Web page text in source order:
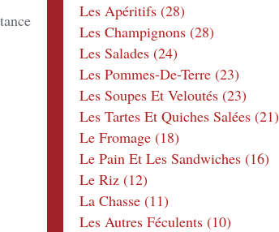
Les Apéritifs (28)
Les Champignons (28)
Les Salades (24)
Les Pommes-De-Terre (23)
Les Soupes Et Veloutés (23)
Les Tartes Et Quiches Salées (21)
Le Fromage (18)
Le Pain Et Les Sandwiches (16)
Le Riz (12)
La Chasse (11)
Les Autres Féculents (10)